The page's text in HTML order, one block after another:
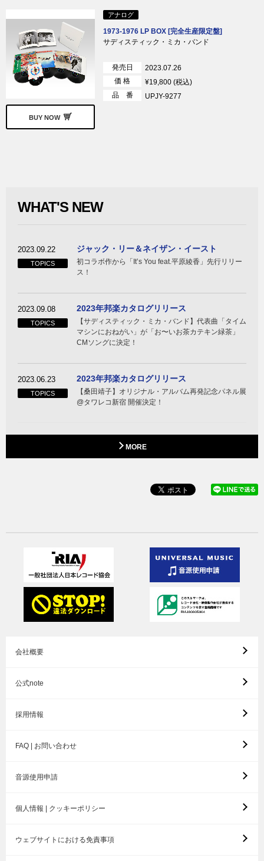
BUY NOW
アナログ
1973-1976 LP BOX [完全生産限定盤]
サディスティック・ミカ・バンド
発売日
2023.07.26
価 格
¥19,800 (税込)
品 番
UPJY-9277
WHAT'S NEW
2023.09.22
TOPICS
ジャック・リー＆ネイザン・イースト
初コラボ作から「It’s You feat.平原綾香」先行リリー
ス！
2023.09.08
TOPICS
2023年邦楽カタログリリース
【サディスティック・ミカ・バンド】代表曲「タイム
マシンにおねがい」が「お〜いお茶カテキン緑茶」
CMソングに決定！
2023.06.23
TOPICS
2023年邦楽カタログリリース
【桑田靖子】オリジナル・アルバム再発記念パネル展
@タワレコ新宿 開催決定！
MORE
会社概要
公式note
採用情報
FAQ | お問い合わせ
音源使用申請
個人情報 | クッキーポリシー
ウェブサイトにおける免責事項